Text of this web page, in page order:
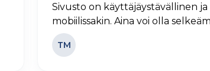
Sivusto on käyttäjäystävällinen ja
mobiilissakin. Aina voi olla
TM